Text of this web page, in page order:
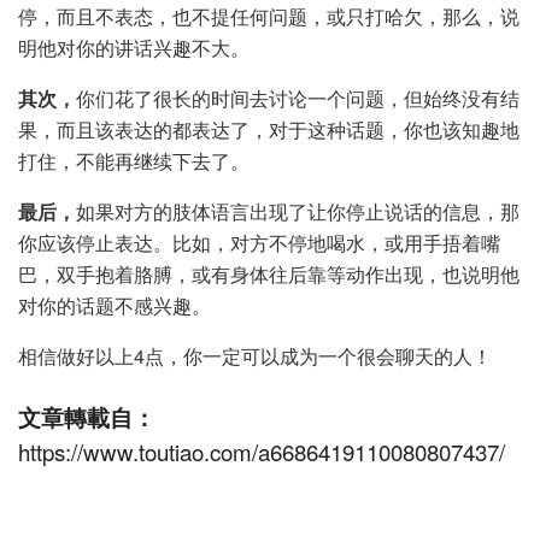
停，而且不表态，也不提任何问题，或只打哈欠，那么，说
明他对你的讲话兴趣不大。
其次， 你们花了很长的时间去讨论一个问题，但始终没有结
果，而且该表达的都表达了，对于这种话题，你也该知趣地
打住，不能再继续下去了。
最后， 如果对方的肢体语言出现了让你停止说话的信息，那
你应该停止表达。比如，对方不停地喝水，或用手捂着嘴
巴，双手抱着胳膊，或有身体往后靠等动作出现，也说明他
对你的话题不感兴趣。
相信做好以上4点，你一定可以成为一个很会聊天的人！
文章轉載自：
https://www.toutiao.com/a6686419110080807437/